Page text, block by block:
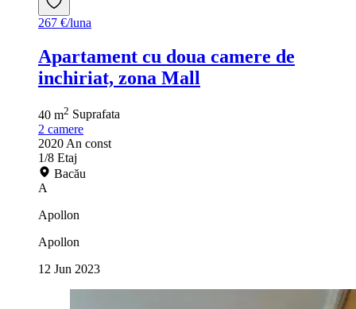
267 €/luna
Apartament cu doua camere de
inchiriat, zona Mall
40 m2 Suprafata
2 camere
2020 An const
1/8 Etaj
Bacău
A
Apollon
Apollon
12 Jun 2023